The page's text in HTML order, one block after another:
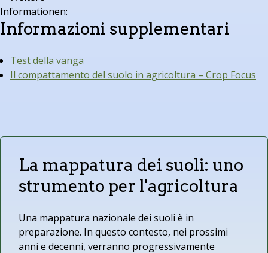
Informazioni supplementari
Test della vanga
Il compattamento del suolo in agricoltura – Crop Focus
La mappatura dei suoli: uno
strumento per l'agricoltura
Una mappatura nazionale dei suoli è in
preparazione. In questo contesto, nei prossimi
anni e decenni, verranno progressivamente